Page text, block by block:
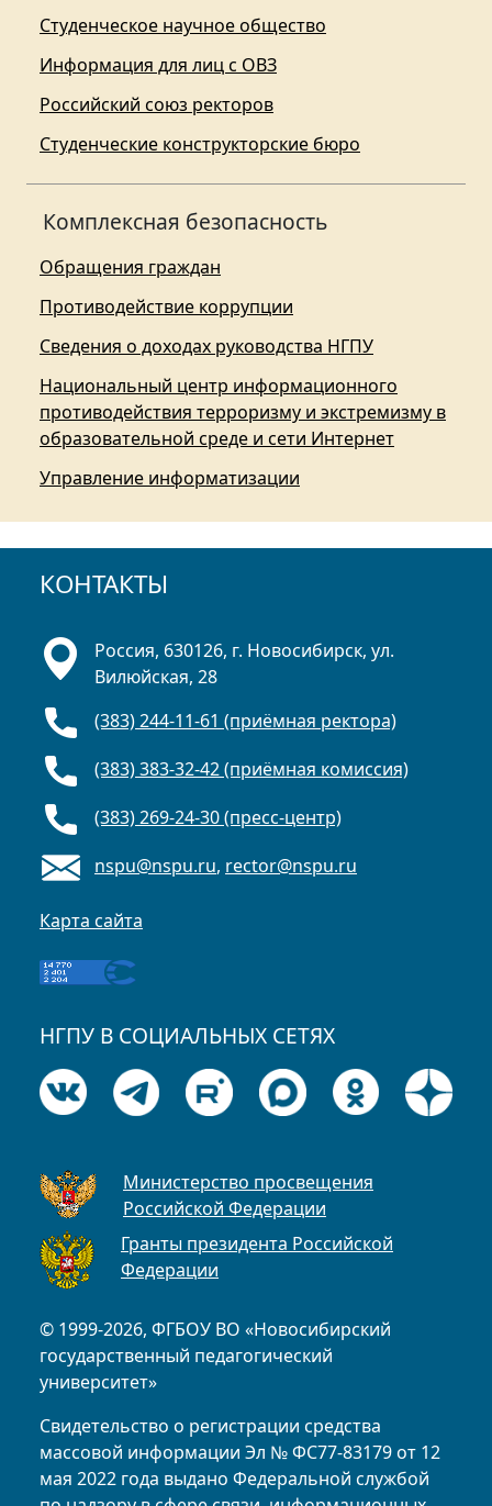
Студенческое научное общество
Информация для лиц с ОВЗ
Российский союз ректоров
Студенческие конструкторские бюро
Комплексная безопасность
Обращения граждан
Противодействие коррупции
Сведения о доходах руководства НГПУ
Национальный центр информационного
противодействия терроризму и экстремизму в
образовательной среде и сети Интернет
Управление информатизации
КОНТАКТЫ
© 1999-2026, ФГБОУ ВО «Новосибирский
государственный педагогический
университет»
Свидетельство о регистрации средства
массовой информации Эл № ФС77-83179 от 12
мая 2022 года выдано Федеральной службой
Россия, 630126, г. Новосибирск, ул.
Вилюйская, 28
(383) 244-11-61 (приёмная ректора)
(383) 383-32-42 (приёмная комиссия)
(383) 269-24-30 (пресс-центр)
nspu@nspu.ru, rector@nspu.ru
Карта сайта
НГПУ В СОЦИАЛЬНЫХ СЕТЯХ
Министерство просвещения
Российской Федерации
Гранты президента Российской
Федерации